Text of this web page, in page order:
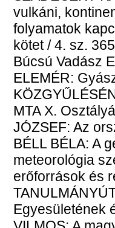
vulkáni,
folyamatok
kötet / 4. sz.
Búcsú Vadász
ELEMÉR:
MTA X.
JÓZSEF: Az
BÉLL BÉLA: A
meteorológia
erőforrások és
Egyesületének